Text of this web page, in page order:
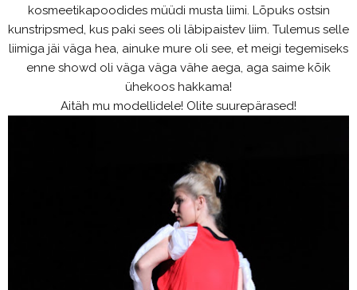
kosmeetikapoodides müüdi musta liimi. Lõpuks ostsin
kunstripsmed, kus paki sees oli läbipaistev liim. Tulemus selle
liimiga jäi väga hea, ainuke mure oli see, et meigi tegemiseks
enne showd oli väga väga vähe aega, aga saime kõik
ühekoos hakkama!
Aitäh mu modellidele! Olite suurepärased!